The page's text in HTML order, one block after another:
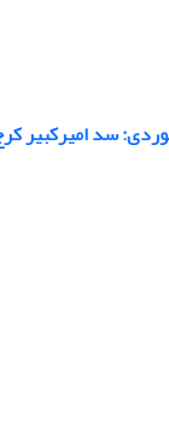
سد امیرکبیر